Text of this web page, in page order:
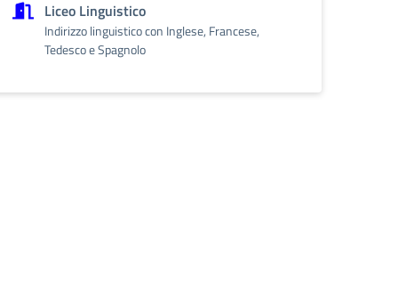
Liceo Linguistico
Indirizzo linguistico con Inglese, Francese,
Tedesco e Spagnolo